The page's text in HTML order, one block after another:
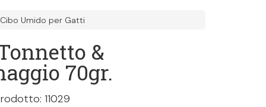
Cibo Umido per Gatti
&
70gr.
11029